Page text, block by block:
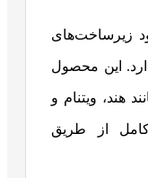
زیرساخت‌های
این محصول
هند، ویتنام و
از طریق